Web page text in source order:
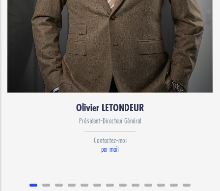
Olivier LETONDEUR
Président-Directeur Général
Contactez-moi
par mail